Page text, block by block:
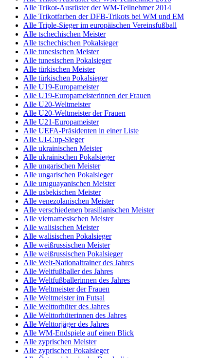
Alle Trikot-Ausrüster der WM-Teilnehmer 2014
Alle Trikotfarben der DFB-Trikots bei WM und EM
Alle Triple-Sieger im europäischen Vereinsfußball
Alle tschechischen Meister
Alle tschechischen Pokalsieger
Alle tunesischen Meister
Alle tunesischen Pokalsieger
Alle türkischen Meister
Alle türkischen Pokalsieger
Alle U19-Europameister
Alle U19-Europameisterinnen der Frauen
Alle U20-Weltmeister
Alle U20-Weltmeister der Frauen
Alle U21-Europameister
Alle UEFA-Präsidenten in einer Liste
Alle UI-Cup-Sieger
Alle ukrainischen Meister
Alle ukrainischen Pokalsieger
Alle ungarischen Meister
Alle ungarischen Pokalsieger
Alle uruguayanischen Meister
Alle usbekischen Meister
Alle venezolanischen Meister
Alle verschiedenen brasilianischen Meister
Alle vietnamesischen Meister
Alle walisischen Meister
Alle walisischen Pokalsieger
Alle weißrussischen Meister
Alle weißrussischen Pokalsieger
Alle Welt-Nationaltrainer des Jahres
Alle Weltfußballer des Jahres
Alle Weltfußballerinnen des Jahres
Alle Weltmeister der Frauen
Alle Weltmeister im Futsal
Alle Welttorhüter des Jahres
Alle Welttorhüterinnen des Jahres
Alle Welttorjäger des Jahres
Alle WM-Endspiele auf einen Blick
Alle zyprischen Meister
Alle zyprischen Pokalsieger